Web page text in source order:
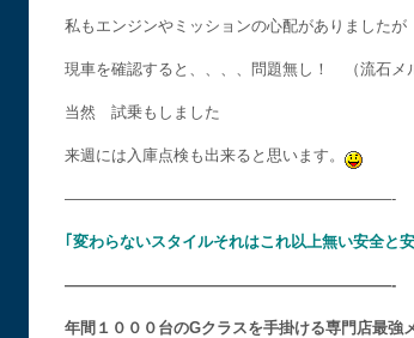
私もエンジンやミッションの心配がありましたが
現車を確認すると、、、、問題無し！ （流石メ
当然 試乗もしました
来週には入庫点検も出来ると思います。
—————————————————————-
｢変わらないスタイルそれはこれ以上無い安全と
—————————————————————-
年間１０００台のGクラスを手掛ける専門店最強